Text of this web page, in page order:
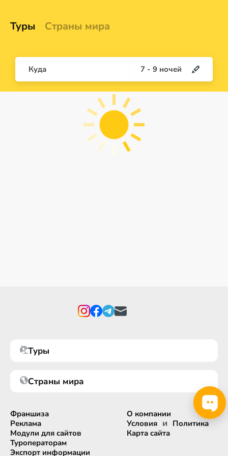
Туры Страны мира
Куда 7 - 9 ночей
Туры
Страны мира
Франшиза
Реклама
Модули для сайтов
Туроператорам
Экспорт информации
О компании
Условия и Политика
Карта сайта